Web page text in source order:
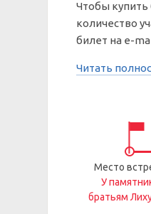
Чтобы
количество
билет на e-
Читать
Место
У
братьям